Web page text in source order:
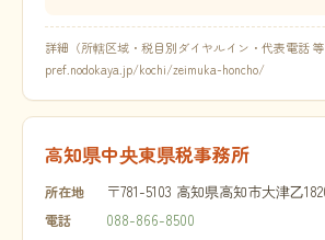
詳細（所轄区域・税目別ダイヤルイン・代表電話 等
pref.nodokaya.jp/kochi/zeimuka-honcho/
高知県中央東県税事務所
所在地 〒781-5103 高知県高知市大津乙
電話 088-866-8500